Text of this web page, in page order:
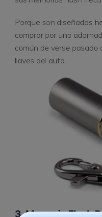
Porque son diseñadas
comprar por uno
común de verse pasado
llaves del auto.
3. Memoria Flash